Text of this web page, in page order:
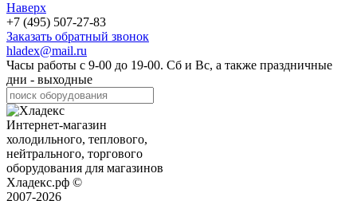
Наверх
+7 (495) 507-27-83
Заказать обратный звонок
hladex@mail.ru
Часы работы с 9-00 до 19-00. Сб и Вс, а также праздничные
дни - выходные
Интернет-магазин
холодильного, теплового,
нейтрального, торгового
оборудования для магазинов
Хладекс.рф ©
2007-2026